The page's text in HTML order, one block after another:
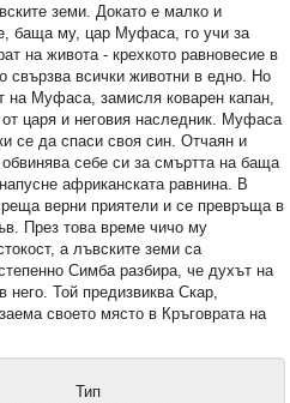
земи. Докато е малко и
баща му, цар Муфаса, го учи за
на живота - крехкото равновесие в
свързва всички животни в едно. Но
на Муфаса, замисля коварен капан,
царя и неговия наследник. Муфаса
се да спаси своя син. Отчаян и
себе си за смъртта на баща
африканската равнина. В
верни приятели и се превръща в
През това време чичо му
а лъвските земи са
Симба разбира, че духът на
Той предизвиква Скар,
своето място в Кръговрата на
Тип